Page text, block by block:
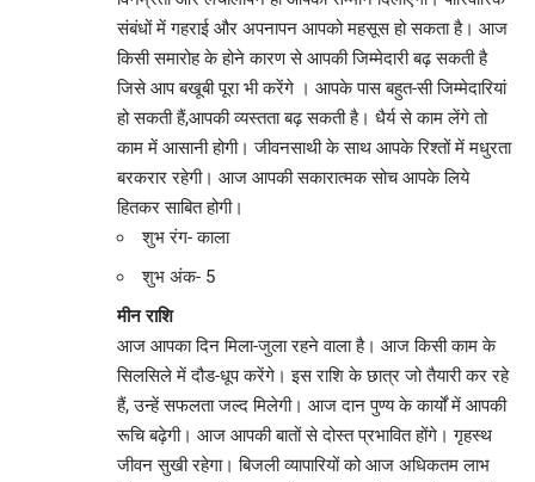
संबंधों में गहराई और अपनापन आपको महसूस हो सकता है। आज
किसी समारोह के होने कारण से आपकी जिम्मेदारी बढ़ सकती है
जिसे आप बखूबी पूरा भी करेंगे । आपके पास बहुत-सी जिम्मेदारियां
हो सकती हैं,आपकी व्यस्तता बढ़ सकती है। धैर्य से काम लेंगे तो
काम में आसानी होगी। जीवनसाथी के साथ आपके रिश्तों में मधुरता
बरकरार रहेगी। आज आपकी सकारात्मक सोच आपके लिये
हितकर साबित होगी।
शुभ रंग- काला
शुभ अंक- 5
मीन राशि
आज आपका दिन मिला-जुला रहने वाला है। आज किसी काम के
सिलसिले में दौड-धूप करेंगे। इस राशि के छात्र जो तैयारी कर रहे
हैं, उन्हें सफलता जल्द मिलेगी। आज दान पुण्य के कार्यों में आपकी
रूचि बढ़ेगी। आज आपकी बातों से दोस्त प्रभावित होंगे। गृहस्थ
जीवन सुखी रहेगा। बिजली व्यापारियों को आज अधिकतम लाभ